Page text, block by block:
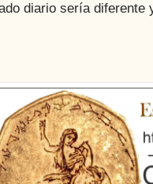
diario sería diferente